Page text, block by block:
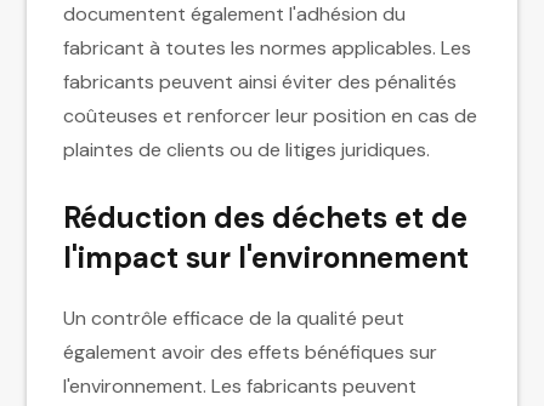
documentent également l'adhésion du
fabricant à toutes les normes applicables. Les
fabricants peuvent ainsi éviter des pénalités
coûteuses et renforcer leur position en cas de
plaintes de clients ou de litiges juridiques.
Réduction des déchets et de
l'impact sur l'environnement
Un contrôle efficace de la qualité peut
également avoir des effets bénéfiques sur
l'environnement. Les fabricants peuvent